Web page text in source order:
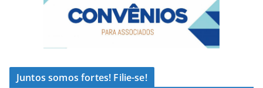
Juntos somos fortes! Filie-se!